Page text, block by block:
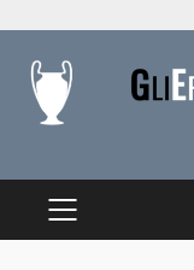
content
PRIMARY